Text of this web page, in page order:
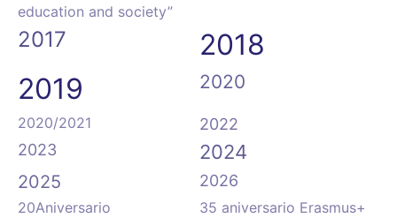
education and society”
2017
2018
2019
2020
2020/2021
2022
2023
2024
2025 2026
20Aniversario
35 aniversario Erasmus+